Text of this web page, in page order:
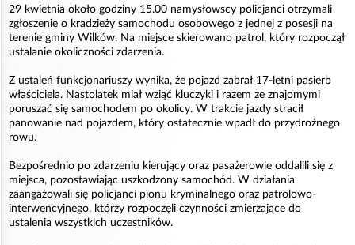
29 kwietnia około godziny 15.00 namysłowscy policjanci otrzymali
zgłoszenie o kradzieży samochodu osobowego z jednej z posesji na
terenie gminy Wilków. Na miejsce skierowano patrol, który rozpoczął
ustalanie okoliczności zdarzenia.
Z ustaleń funkcjonariuszy wynika, że pojazd zabrał 17-letni pasierb
właściciela. Nastolatek miał wziąć kluczyki i razem ze znajomymi
poruszać się samochodem po okolicy. W trakcie jazdy stracił
panowanie nad pojazdem, który ostatecznie wpadł do przydrożnego
rowu.
Bezpośrednio po zdarzeniu kierujący oraz pasażerowie oddalili się z
miejsca, pozostawiając uszkodzony samochód. W działania
zaangażowali się policjanci pionu kryminalnego oraz patrolowo-
interwencyjnego, którzy rozpoczęli czynności zmierzające do
ustalenia wszystkich uczestników.